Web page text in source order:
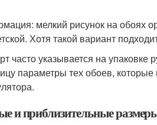
мелкий рисунок на обоях
Хотя такой вариант
часто указывается на
параметры тех обоев,
и приблизительные